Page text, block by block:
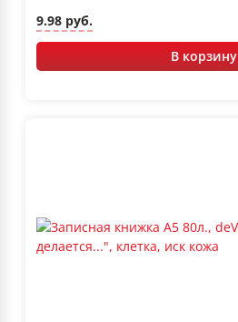
9.98 руб.
В корзину